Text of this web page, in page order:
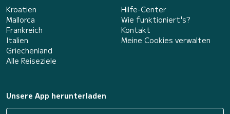
Kroatien
Mallorca
Frankreich
Italien
Griechenland
Alle Reiseziele
Hilfe-Center
Wie funktioniert's?
Kontakt
Meine Cookies verwalten
Unsere App herunterladen